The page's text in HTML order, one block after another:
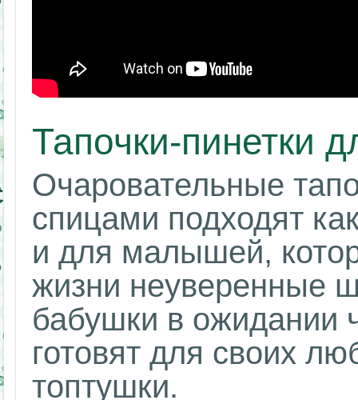
Тапочки-пинетки
Очаровательные
спицами подходят
и для малышей,
жизни неуверенные
бабушки в ожидании
готовят для своих
топтушки.